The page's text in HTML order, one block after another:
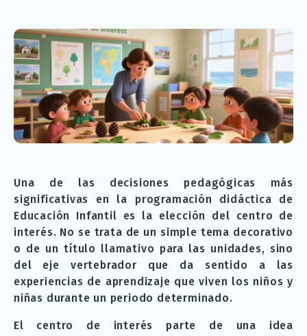
Una de las decisiones pedagógicas más
significativas en la programación didáctica de
Educación Infantil es la elección del centro de
interés. No se trata de un simple tema decorativo
o de un título llamativo para las unidades, sino
del eje vertebrador que da sentido a las
experiencias de aprendizaje que viven los niños y
niñas durante un periodo determinado.
El centro de interés parte de una idea